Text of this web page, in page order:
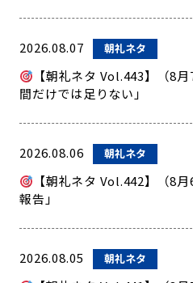
2026.08.07 朝礼ネタ
【朝礼ネタ Vol.443】（8
間だけでは足りない」
2026.08.06 朝礼ネタ
【朝礼ネタ Vol.442】（8
報告」
2026.08.05 朝礼ネタ